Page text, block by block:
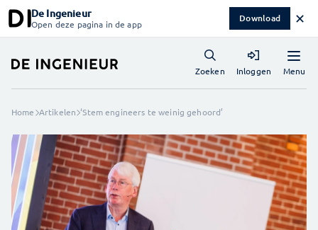
De Ingenieur
Open deze pagina in de app Download ✕
Menu
Zoeken Inloggen
Home Artikelen ‘Stem engineers te weinig gehoord’